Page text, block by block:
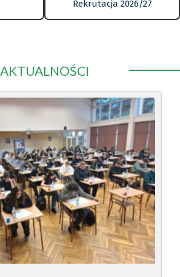
Rekrutacja 2026/27
AKTUALNOŚCI